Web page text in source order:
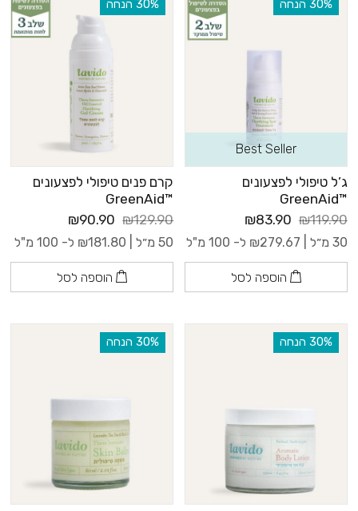
‫30% הנחה
Best Seller
ג’ל טיפולי לפצעונים
™GreenAid
₪119.90
₪83.90
30 מ״ל | ₪279.67 ל- 100 מ"ל
הוספה לסל
‫30% הנחה
קרם פנים טיפולי לפצעונים
™GreenAid
₪129.90
₪90.90
50 מ״ל | ₪181.80 ל- 100 מ"ל
הוספה לסל
‫30% הנחה ‫30% הנחה